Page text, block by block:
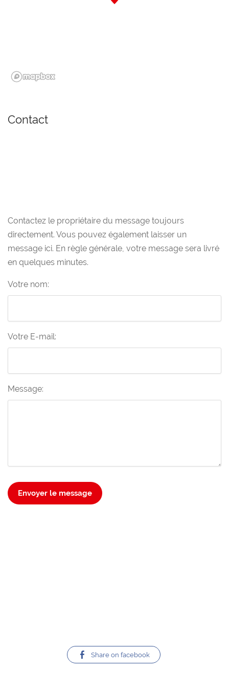
Contact
Contactez le propriétaire du message toujours
directement. Vous pouvez également laisser un
message ici. En règle générale, votre message sera livré
en quelques minutes.
Votre nom:
Votre E-mail:
Message:
Envoyer le message
Share on facebook